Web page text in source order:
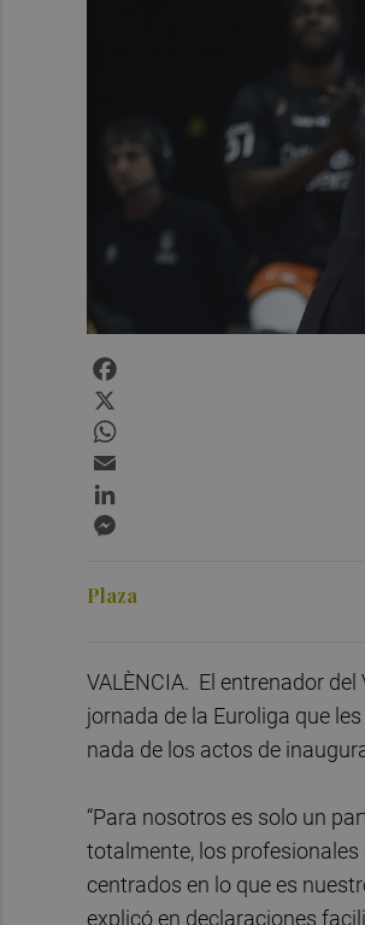
Plaza
VALÈNCIA. El entrenador
jornada de la Euroliga que
nada de los actos de
“Para nosotros es solo un
totalmente, los
centrados en lo que es
explicó en declaraciones